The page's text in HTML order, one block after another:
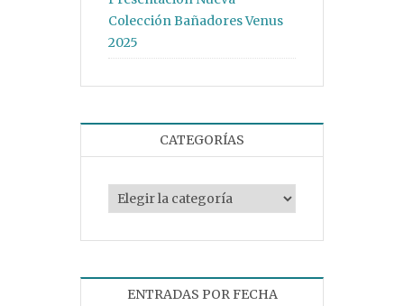
Colección Bañadores Venus
2025
CATEGORÍAS
Categorías
ENTRADAS POR FECHA